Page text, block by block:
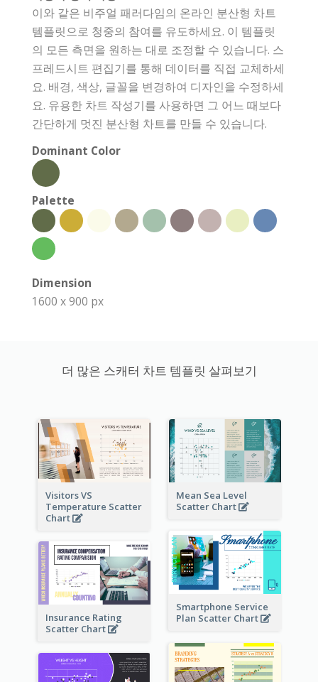
이와 같은 비주얼 패러다임의 온라인 분산형 차트
템플릿으로 청중의 참여를 유도하세요. 이 템플릿
의 모든 측면을 원하는 대로 조정할 수 있습니다. 스
프레드시트 편집기를 통해 데이터를 직접 교체하세
요. 배경, 색상, 글꼴을 변경하여 디자인을 수정하세
요. 유용한 차트 작성기를 사용하면 그 어느 때보다
간단하게 멋진 분산형 차트를 만들 수 있습니다.
Dominant Color
Palette
Dimension
1600 x 900 px
더 많은 스캐터 차트 템플릿 살펴보기
Visitors VS
Temperature Scatter
Chart
Mean Sea Level
Scatter Chart
Smartphone Service
Plan Scatter Chart
Insurance Rating
Scatter Chart